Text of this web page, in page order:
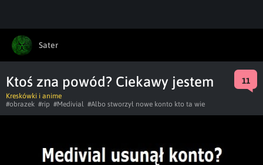
Sater
Ktoś zna powód? Ciekawy jestem 11
Kreskówki i anime
#obrazek #rip #Medivial #Albo stworzył nowe konto kto ta wie